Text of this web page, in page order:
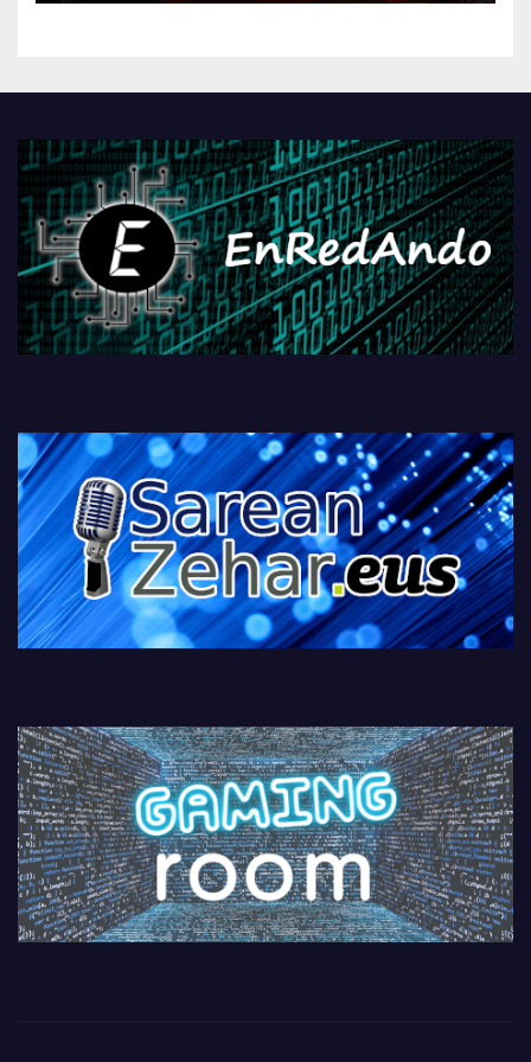
kontrola, Googleri behin
PlayStationeko bideojoko